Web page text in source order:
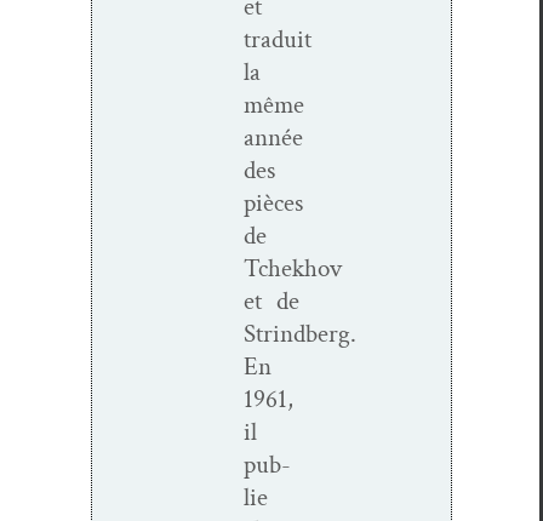
et
traduit
la
même
année
des
pièces
de
Tchekhov
et de
Strindberg.
En
1961,
il
pub­
lie